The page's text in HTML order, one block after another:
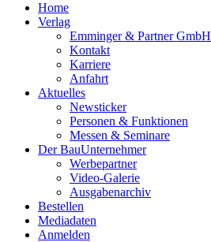
Home
Verlag
Emminger & Partner GmbH
Kontakt
Karriere
Anfahrt
Aktuelles
Newsticker
Personen & Funktionen
Messen & Seminare
Der BauUnternehmer
Werbepartner
Video-Galerie
Ausgabenarchiv
Bestellen
Mediadaten
Anmelden